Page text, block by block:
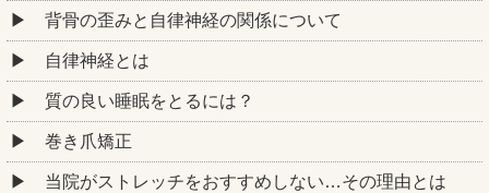
背骨の歪みと自律神経の関係について
自律神経とは
質の良い睡眠をとるには？
巻き爪矯正
当院がストレッチをおすすめしない…その理由とは